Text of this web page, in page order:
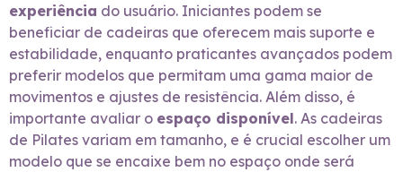
experiência do usuário. Iniciantes podem se
beneficiar de cadeiras que oferecem mais suporte e
estabilidade, enquanto praticantes avançados podem
preferir modelos que permitam uma gama maior de
movimentos e ajustes de resistência. Além disso, é
importante avaliar o espaço disponível. As cadeiras
de Pilates variam em tamanho, e é crucial escolher um
modelo que se encaixe bem no espaço onde será